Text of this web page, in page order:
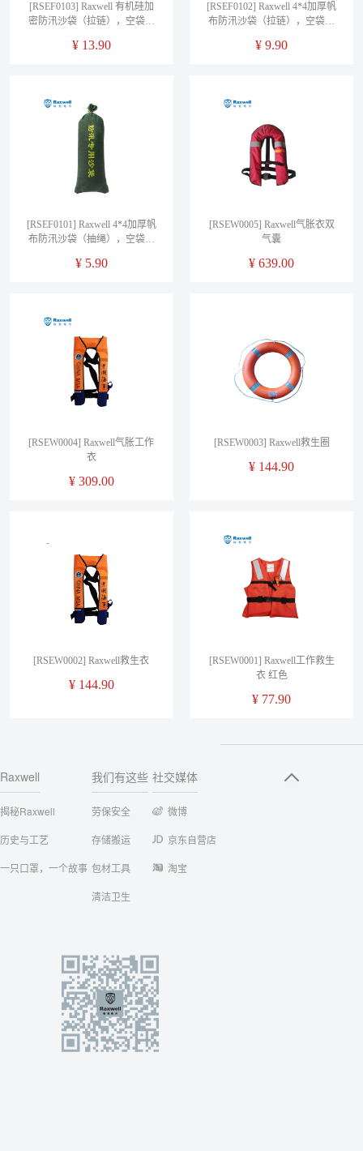
[RSEF0103] Raxwell 有机硅加
密防汛沙袋（拉链），空袋不
¥ 13.90
[RSEF0102] Raxwell 4*4加厚帆
布防汛沙袋（拉链），空袋不
¥9.90
[RSEF0101] Raxwell 4*4加厚帆
布防汛沙袋（抽绳），空袋不
¥ 5.90
[RSEW0005] Raxwell气胀衣双
气囊
¥639.00
[RSEW0004] Raxwell气胀工作
衣
¥ 309.00
[RSEW0003] Raxwell救生圈
¥ 144.90
[RSEW0002] Raxwell救生衣
¥ 144.90
[RSEW0001] Raxwell工作救生
衣 红色
¥ 77.90
Raxwell
揭秘Raxwell
历史与工艺
一只口罩，一个故事
我们有这些
劳保安全
存储搬运
包材工具
清洁卫生
社交媒体
微博
京东自营店
淘宝